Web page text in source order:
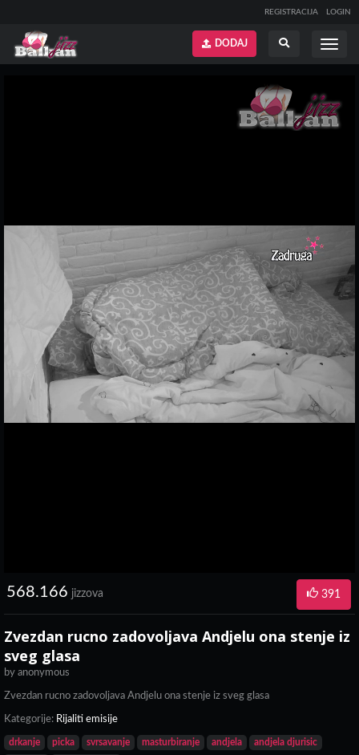
REGISTRACIJA LOGIN
Prikaži
DODAJ
568.166 jizzova 391
Zvezdan rucno zadovoljava Andjelu ona stenje iz
sveg glasa
by anonymous
Zvezdan rucno zadovoljava Andjelu ona stenje iz sveg glasa
Kategorije: Rijaliti emisije
drkanje picka svrsavanje masturbiranje andjela
andjela djurisic